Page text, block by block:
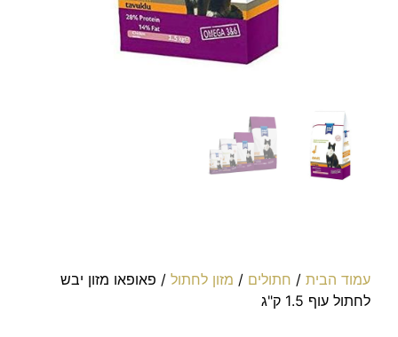
עמוד הבית / חתולים / מזון לחתול / פאופאו מזון יבש
לחתול עוף 1.5 ק"ג